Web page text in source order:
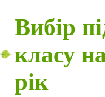
Вибір
класу
рік